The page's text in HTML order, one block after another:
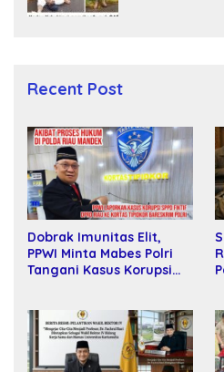
Recent Post
Dobrak Imunitas Elit,
PPWI Minta Mabes Polri
Tangani Kasus Korupsi